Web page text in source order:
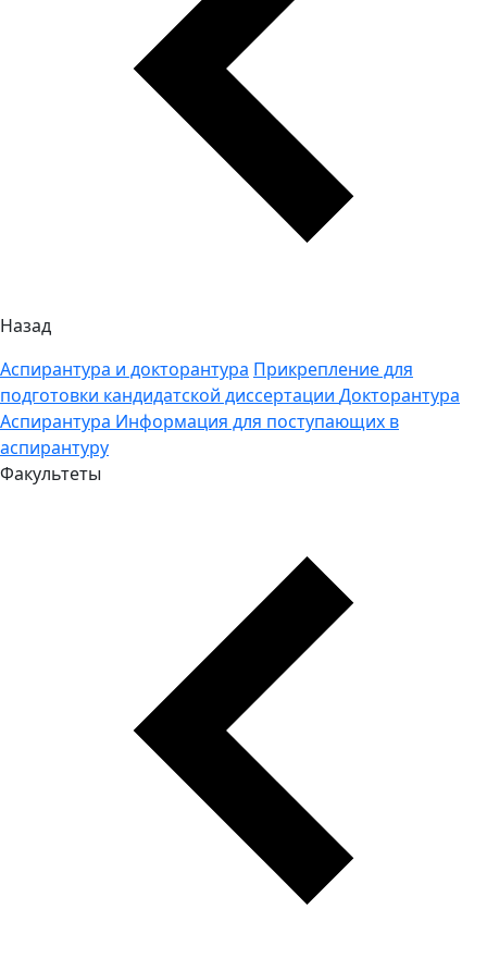
Назад
Аспирантура и докторантура Прикрепление для
подготовки кандидатской диссертации Докторантура
Аспирантура Информация для поступающих в
аспирантуру
Факультеты